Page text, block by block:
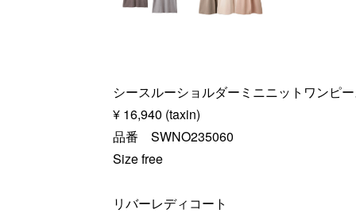
シースルーショルダーミニニットワンピ
¥ 16,940 (taxin)
品番 SWNO235060
Size free
リバーレディコート